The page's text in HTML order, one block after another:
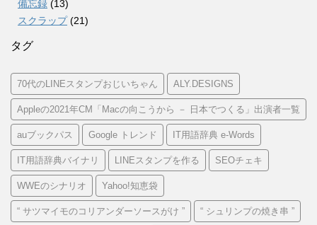
備忘録 (13)
スクラップ(21)
タグ
70代のLINEスタンプおじいちゃん ALY.DESIGNS
Appleの2021年CM「Macの向こうから － 日本でつくる」出演者一覧
auブックパス Google トレンド IT用語辞典 e-Words
IT用語辞典バイナリ LINEスタンプを作る SEOチェキ
WWEのシナリオ Yahoo!知恵袋
“ サツマイモのコリアンダーソースがけ ” “ シュリンプの焼き串 ”